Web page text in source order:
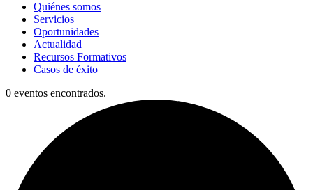
Quiénes somos
Servicios
Oportunidades
Actualidad
Recursos Formativos
Casos de éxito
0 eventos encontrados.